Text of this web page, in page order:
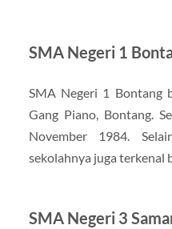
SMA Negeri 1
SMA Negeri 1 Bontang
Gang Piano, Bontang.
November 1984.
sekolahnya juga terkenal
SMA Negeri 3